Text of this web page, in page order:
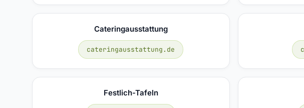
Cateringausstattung
cateringausstattung.de
Festlich-Tafeln